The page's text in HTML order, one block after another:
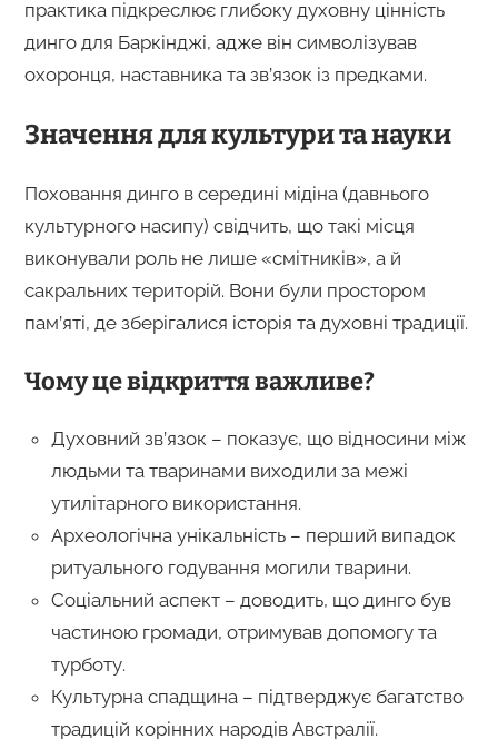
практика підкреслює глибоку духовну цінність
динго для Баркінджі, адже він символізував
охоронця, наставника та зв’язок із предками.
Значення для культури та науки
Поховання динго в середині мідіна (давнього
культурного насипу) свідчить, що такі місця
виконували роль не лише «смітників», а й
сакральних територій. Вони були простором
пам’яті, де зберігалися історія та духовні традиції.
Чому це відкриття важливе?
Духовний зв’язок – показує, що відносини між
людьми та тваринами виходили за межі
утилітарного використання.
Археологічна унікальність – перший випадок
ритуального годування могили тварини.
Соціальний аспект – доводить, що динго був
частиною громади, отримував допомогу та
турботу.
Культурна спадщина – підтверджує багатство
традицій корінних народів Австралії.